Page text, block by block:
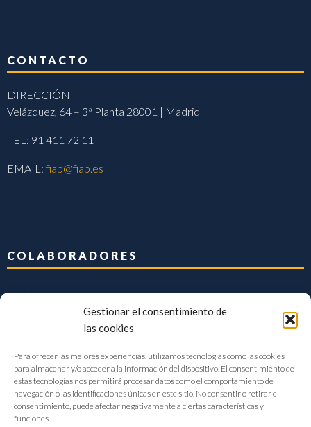
Gestionar el consentimiento de
las cookies
Para ofrecer las mejores experiencias, utilizamos tecnologías como las cookies
para almacenar y/o acceder a la información del dispositivo. El consentimiento de
estas tecnologías nos permitirá procesar datos como el comportamiento de
navegación o las identificaciones únicas en este sitio. No consentir o retirar el
consentimiento, puede afectar negativamente a ciertas características y
funciones.
CONTACTO
DIRECCIÓN
Velázquez, 64 – 3ª Planta 28001 | Madrid
TEL: 91 411 72 11
EMAIL:fiab@fiab.es
COLABORADORES